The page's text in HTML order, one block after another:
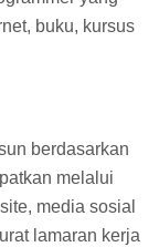
buku, kursus
berdasarkan
melalui
media sosial
lamaran kerja